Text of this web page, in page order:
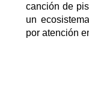
canción de
un
por atención